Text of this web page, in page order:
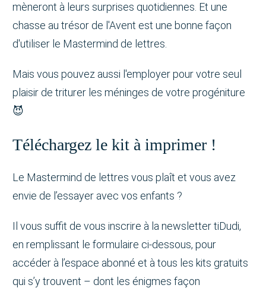
mèneront à leurs surprises quotidiennes. Et une
chasse au trésor de l'Avent est une bonne façon
d'utiliser le Mastermind de lettres.
Mais vous pouvez aussi l'employer pour votre seul
plaisir de triturer les méninges de votre progéniture
😈
Téléchargez le kit à imprimer !
Le Mastermind de lettres vous plaît et vous avez
envie de l’essayer avec vos enfants ?
Il vous suffit de vous inscrire à la newsletter tiDudi,
en remplissant le formulaire ci-dessous, pour
accéder à l’espace abonné et à tous les kits gratuits
qui s’y trouvent – dont les énigmes façon